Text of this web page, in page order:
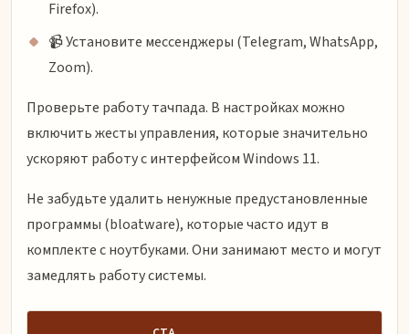
Firefox).
📹 Установите мессенджеры (Telegram, WhatsApp,
Zoom).
Проверьте работу тачпада. В настройках можно
включить жесты управления, которые значительно
ускоряют работу с интерфейсом Windows 11.
Не забудьте удалить ненужные предустановленные
программы (bloatware), которые часто идут в
комплекте с ноутбуками. Они занимают место и могут
замедлять работу системы.